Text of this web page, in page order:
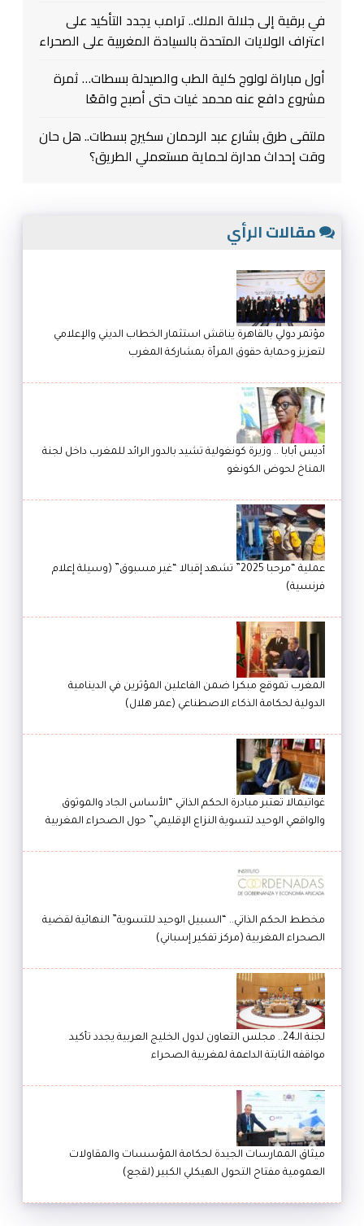
في برقية إلى جلالة الملك.. ترامب يجدد التأكيد على
اعتراف الولايات المتحدة بالسيادة المغربية على الصحراء
أول مباراة لولوج كلية الطب والصيدلة بسطات… ثمرة
مشروع دافع عنه محمد غيات حتى أصبح واقعًا
ملتقى طرق بشارع عبد الرحمان سكيرج بسطات.. هل حان
وقت إحداث مدارة لحماية مستعملي الطريق؟
مقالات الرأي
مؤتمر دولي بالقاهرة يناقش استثمار الخطاب الديني والإعلامي
لتعزيز وحماية حقوق المرأة بمشاركة المغرب
أديس أبابا .. وزيرة كونغولية تشيد بالدور الرائد للمغرب داخل لجنة
المناخ لحوض الكونغو
عملية “مرحبا 2025” تشهد إقبالا “غير مسبوق” (وسيلة إعلام
فرنسية)
المغرب تموقع مبكرا ضمن الفاعلين المؤثرين في الدينامية
الدولية لحكامة الذكاء الاصطناعي (عمر هلال)
غواتيمالا تعتبر مبادرة الحكم الذاتي “الأساس الجاد والموثوق
والواقعي الوحيد لتسوية النزاع الإقليمي” حول الصحراء المغربية
مخطط الحكم الذاتي.. “السبيل الوحيد للتسوية” النهائية لقضية
الصحراء المغربية (مركز تفكير إسباني)
لجنة الـ24.. مجلس التعاون لدول الخليج العربية يجدد تأكيد
مواقفه الثابتة الداعمة لمغربية الصحراء
ميثاق الممارسات الجيدة لحكامة المؤسسات والمقاولات
العمومية مفتاح التحول الهيكلي الكبير (لقجع)